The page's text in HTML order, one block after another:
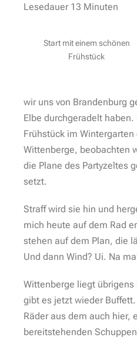
Lesedauer 13 Minuten
Start mit einem schönen
Frühstück
wir uns von Brandenburg
Elbe durchgeradelt
Frühstück im
Wittenberge, beobachten
die Plane des Partyzeltes
setzt.
Straff wird sie hin und
mich heute auf dem Rad
stehen auf dem Plan, die
Und dann Wind? Ui. Na
Wittenberge liegt
gibt es jetzt wieder
Räder aus dem auch hier,
bereitstehenden